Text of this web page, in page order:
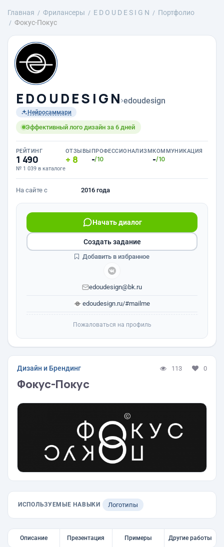
Главная Фрилансеры E D O U D E S I G N
Портфолио
Фокус-Покус
E D O U D E S I G N›edoudesign
Нейросаммари
Эффективный лого дизайн за 6 дней
РЕЙТИНГ
1 490
№ 1 039 в каталоге
ОТЗЫВЫ
8
ПРОФЕССИОНАЛИЗМ
-/10
КОММУНИКАЦИЯ
-/10
На сайте с 2016 года
Начать диалог
edoudesign@bk.ru
edoudesign.ru/#mailme
Создать задание
Добавить в избранное
Пожаловаться на профиль
Дизайн и Брендинг 113 0
Фокус-Покус
ИСПОЛЬЗУЕМЫЕ НАВЫКИ Логотипы
Описание Презентация Примеры Другие работы